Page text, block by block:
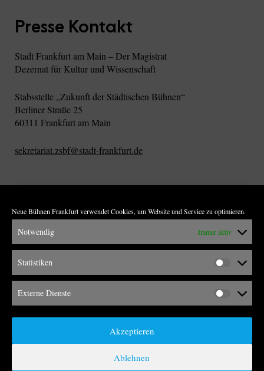
Neue Bühnen Frankfurt verwendet Cookies, um Website und Service zu optimieren.
Notwendig Immer aktiv
Statistiken
Externe Dienste
Akzeptieren
Ablehnen
Presse Kontakt
Stadt Frankfurt am Main – Der Magistrat
Dezernat für Kultur und Wissenschaft
Stabsstelle „Zukunft der Städtischen Bühnen“
Berliner Straße 25
60311 Frankfurt am Main
sekretariat.zsbf@stadt-frankfurt.de
1902
Neubau Schauspielhaus